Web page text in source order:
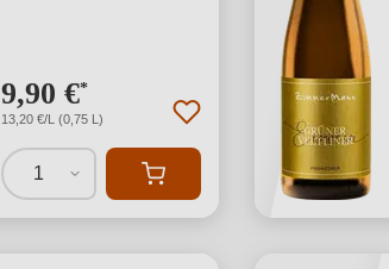
9,90 €*
13,20 €/L (0,75 L)
1